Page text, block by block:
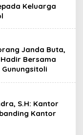
Keluarga
Janda Buta,
Bersama
S.H: Kantor
Kantor